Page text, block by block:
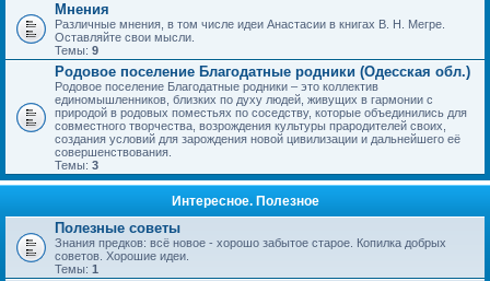
Мнения
Различные мнения, в том числе идеи Анастасии в книгах В. Н. Мегре.
Оставляйте свои мысли.
Темы: 9
Родовое поселение Благодатные родники (Одесская обл.)
Родовое поселение Благодатные родники – это коллектив
единомышленников, близких по духу людей, живущих в гармонии с
природой в родовых поместьях по соседству, которые объединились для
совместного творчества, возрождения культуры прародителей своих,
создания условий для зарождения новой цивилизации и дальнейшего её
совершенствования.
Темы: 3
Интересное. Полезное
Полезные советы
Знания предков: всё новое - хорошо забытое старое. Копилка добрых
советов. Хорошие идеи.
Темы: 1